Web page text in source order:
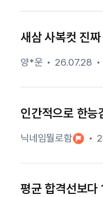
새삼 사복컷 진
양*운 26.07.28
인간적으로 한능
닉네임뭘로함
평균 합격선보다